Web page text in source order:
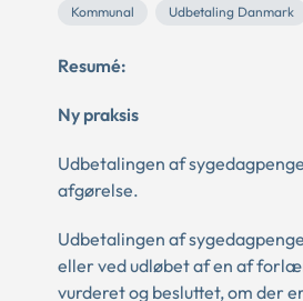
Kommunal
Udbetaling Danmark
Resumé:
Ny praksis
Udbetalingen af
afgørelse.
Udbetalingen af
eller ved udløbet af en af
vurderet og besluttet, om der